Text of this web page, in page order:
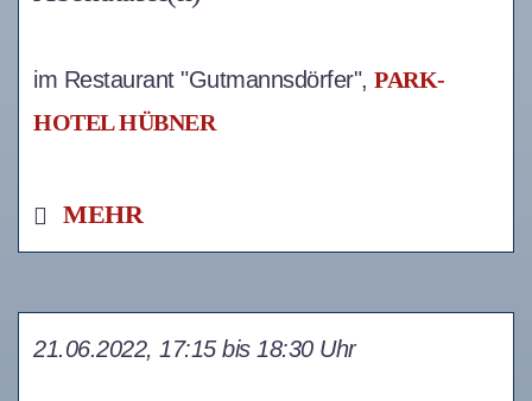
im Restaurant "Gutmannsdörfer", PARK-
HOTEL HÜBNER
MEHR
21.06.2022, 17:15 bis 18:30 Uhr